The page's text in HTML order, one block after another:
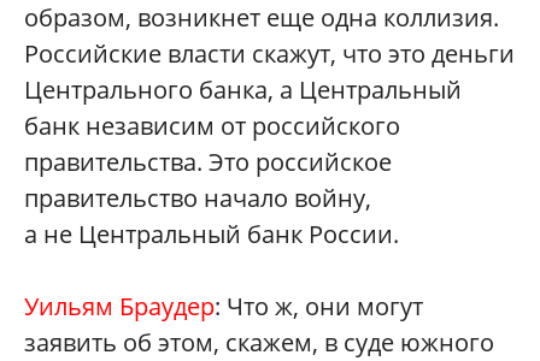
образом, возникнет еще одна коллизия.
Российские власти скажут, что это деньги
Центрального банка, а Центральный
банк независим от российского
правительства. Это российское
правительство начало войну,
а не Центральный банк России.
Уильям Браудер: Что ж, они могут
заявить об этом, скажем, в суде южного